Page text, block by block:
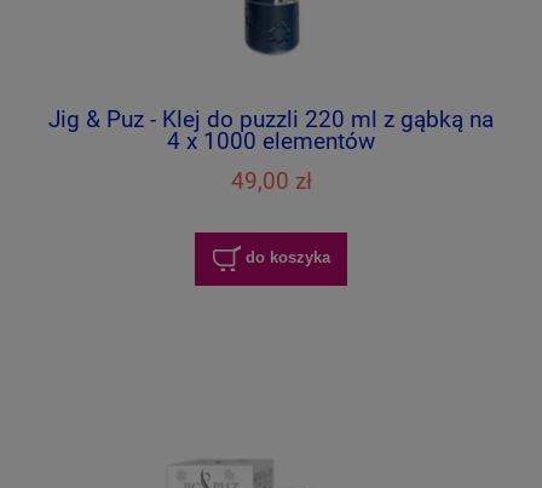
Jig & Puz - Klej do puzzli 220 ml z gąbką na
4 x 1000 elementów
49,00 zł
do koszyka